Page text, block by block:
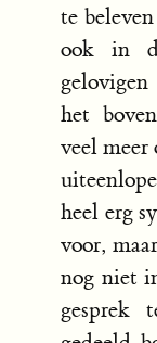
te
ook in
het
veel
heel erg
voor,
nog niet
gesprek